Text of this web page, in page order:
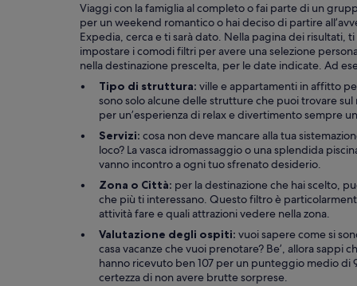
l
p
u
m
p
w
a
s
n
o
t
t
u
r
n
e
d
o
Viaggi con la famiglia al completo o fai parte di un
per un weekend romantico o hai deciso di partire
Expedia, cerca e ti sarà dato. Nella pagina dei risultati,
impostare i comodi filtri per avere una selezione
nella destinazione prescelta, per le date indicate. Ad
Tipo di struttura: ville e appartamenti in affitto
sono solo alcune delle strutture che puoi trovare
per un’esperienza di relax e divertimento sempre
Servizi: cosa non deve mancare alla tua
loco? La vasca idromassaggio o una splendida
vanno incontro a ogni tuo sfrenato desiderio.
Zona o Città: per la destinazione che hai scelto,
che più ti interessano. Questo filtro è
attività fare e quali attrazioni vedere nella zona.
Valutazione degli ospiti: vuoi sapere come si
casa vacanze che vuoi prenotare? Be’, allora sappi
hanno ricevuto ben 107 per un punteggio medio di
certezza di non avere brutte sorprese.